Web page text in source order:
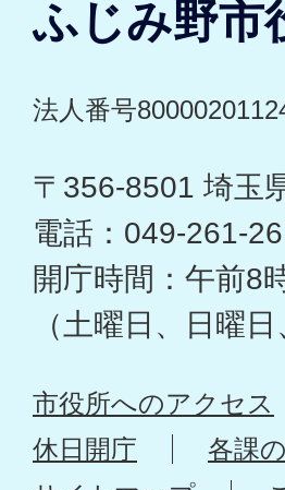
ふじみ野市
法人番号
〒356-8501 埼玉
電話：049-261-
開庁時間：午前8
（土曜日、日曜
市役所へのアクセス
休日開庁
各課